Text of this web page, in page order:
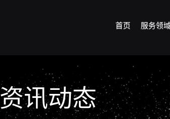
首页 服务领
资讯动态